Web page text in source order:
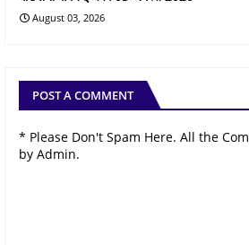
August 03, 2026
POST A COMMENT
* Please Don't Spam Here. All the
by Admin.